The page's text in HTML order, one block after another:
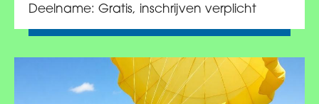
Deelname: Gratis, inschrijven verplicht